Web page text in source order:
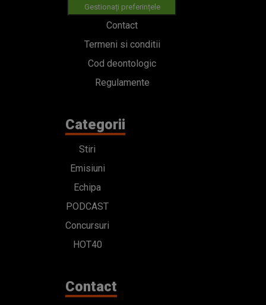
Gestionați preferințele
Contact
Termeni si conditii
Cod deontologic
Regulamente
Categorii
Stiri
Emisiuni
Echipa
PODCAST
Concursuri
HOT40
Contact